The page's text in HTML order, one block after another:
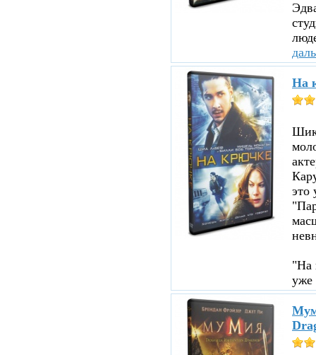
На
это
"На
уже